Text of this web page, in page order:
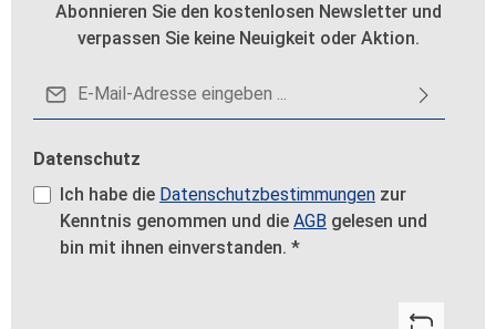
Abonnieren Sie den kostenlosen Newsletter und
verpassen Sie keine Neuigkeit oder Aktion.
E-Mail-Adresse*
Datenschutz
Ich habe die Datenschutzbestimmungen zur
Kenntnis genommen und die AGB gelesen und
bin mit ihnen einverstanden. *